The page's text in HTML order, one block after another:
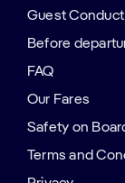
Guest
Before
FAQ
Our Fares
Safety on
Terms and